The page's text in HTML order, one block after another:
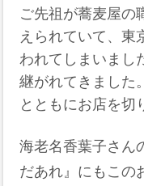
ご先祖が蕎麦屋の
えられていて、東
われてしまいまし
継がれてきました
とともにお店を切
海老名香葉子さん
だあれ』にもこの